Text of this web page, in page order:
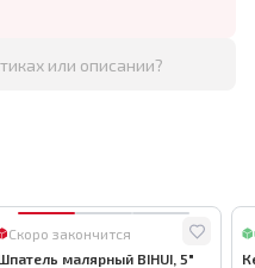
или описании?
Скоро закончится
малярный BIHUI, 5"